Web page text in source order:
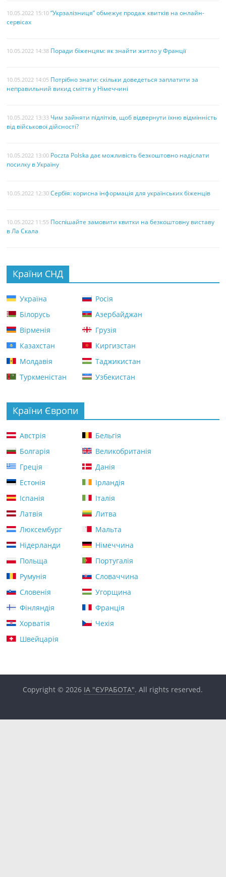
10.05.2022 15:10 “Укрзалізниця” обмежує продаж квитків на онлайн-
сервісах
10.05.2022 14:38 Поради біженцям: як знайти житло у Франції
10.05.2022 14:05 Потрібно знати: скільки доведеться заплатити за
неправильний викид сміття у Німеччині
10.05.2022 13:33 Чим зайняти підлітків, щоб відвернути їхню відмінність
від військової дійсності?
10.05.2022 13:00 Poczta Polska дає можливість безкоштовно надіслати
посилку в Україну
10.05.2022 12:30 Сербія: корисна інформація для українських біженців
10.05.2022 11:55 Поспішайте замовити квитки на безкоштовну виставу
в Ла Скала
Країни СНД
Україна
Росія
Білорусь
Азербайджан
Вірменія
Грузія
Казахстан
Киргизстан
Молдавія
Таджикистан
Туркменістан
Узбекистан
Країни Європи
Австрія
Бельгія
Болгарія
Великобританія
Греція
Данія
Естонія
Ірландія
Іспанія
Італія
Латвія
Литва
Люксембург
Мальта
Нідерланди
Німеччина
Польща
Португалія
Румунія
Словаччина
Словенія
Угорщина
Фінляндія
Франція
Хорватія
Чехія
Швейцарія
Copyright © 2026 ІА "ЄУРАБОТА". All rights reserved.